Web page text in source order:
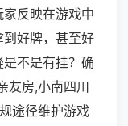
反映在游戏中
好牌，甚至好
不是有挂？确
友房,小南四川
途径维护游戏